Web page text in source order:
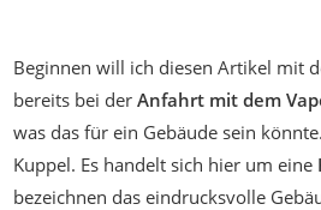
Beginnen will ich diesen Artikel mit
bereits bei der Anfahrt mit dem
was das für ein Gebäude sein
Kuppel. Es handelt sich hier um eine
bezeichnen das eindrucksvolle